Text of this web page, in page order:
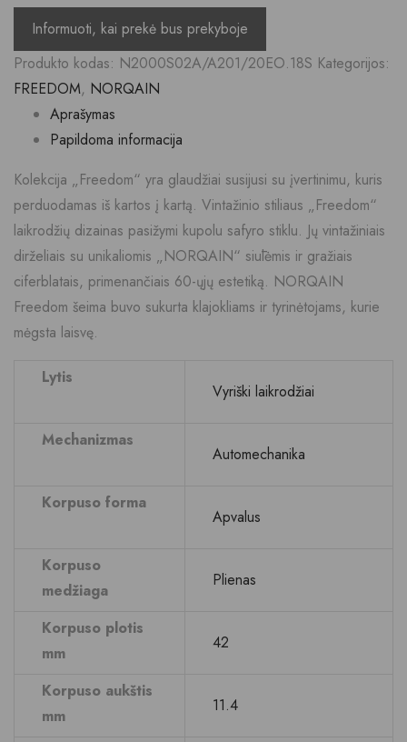
Produkto kodas: N2000S02A/A201/20EO.18S Kategorijos:
FREEDOM, NORQAIN
Aprašymas
Papildoma informacija
Kolekcija „Freedom“ yra glaudžiai susijusi su įvertinimu, kuris
perduodamas iš kartos į kartą. Vintažinio stiliaus „Freedom“
laikrodžių dizainas pasižymi kupolu safyro stiklu. Jų vintažiniais
dirželiais su unikaliomis „NORQAIN“ siūlėmis ir gražiais
ciferblatais, primenančiais 60-ųjų estetiką. NORQAIN
Freedom šeima buvo sukurta klajokliams ir tyrinėtojams, kurie
mėgsta laisvę.
Lytis
Vyriški laikrodžiai
Mechanizmas
Automechanika
Korpuso forma
Apvalus
Korpuso
medžiaga
Plienas
Korpuso plotis
mm
42
Korpuso aukštis
mm
11.4